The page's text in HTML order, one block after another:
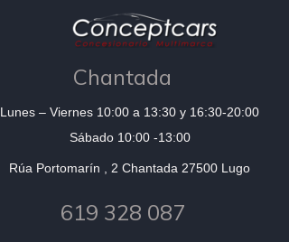
Chantada
Lunes – Viernes 10:00 a 13:30 y 16:30-20:00
Sábado 10:00 -13:00
Rúa Portomarín , 2 Chantada 27500 Lugo
619 328 087